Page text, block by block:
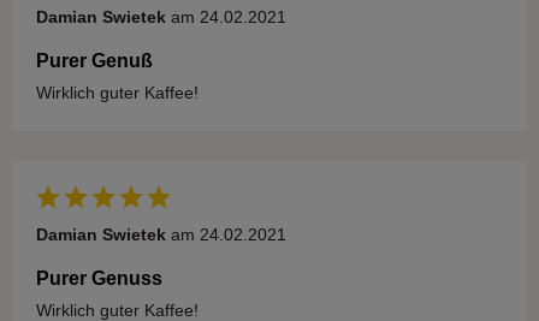
Damian Swietek am 24.02.2021
Purer Genuß
Wirklich guter Kaffee!
Damian Swietek am 24.02.2021
Purer Genuss
Wirklich guter Kaffee!